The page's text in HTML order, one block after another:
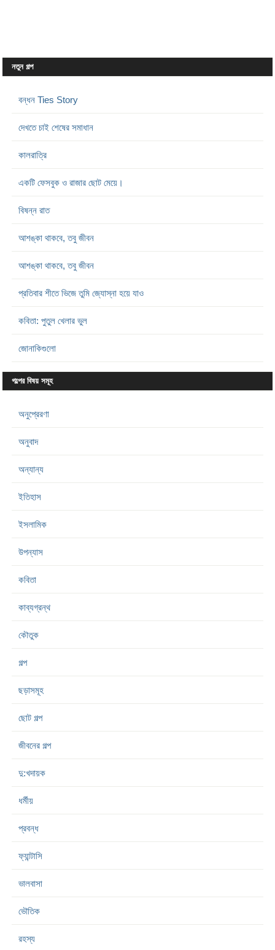
নতুন গল্প
বন্ধন Ties Story
দেখতে চাই শেষের সমাধান
কালরাত্রি
একটি ফেসবুক ও রাজার ছোট মেয়ে।
বিষন্ন রাত
আশঙ্কা থাকবে, তবু জীবন
আশঙ্কা থাকবে, তবু জীবন
প্রতিবার শীতে ভিজে তুমি জ্যোস্না হয়ে যাও
কবিতা: পুতুল খেলার ভুল
জোনাকিগুলো
গল্পের বিষয় সমূহ
অনুপ্রেরণা
অনুবাদ
অন্যান্য
ইতিহাস
ইসলামিক
উপন্যাস
কবিতা
কাব্যগ্রন্থ
কৌতুক
গল্প
ছড়াসমূহ
ছোট গল্প
জীবনের গল্প
দু:খদায়ক
ধর্মীয়
প্রবন্ধ
ফ্যান্টাসি
ভালবাসা
ভৌতিক
রহস্য